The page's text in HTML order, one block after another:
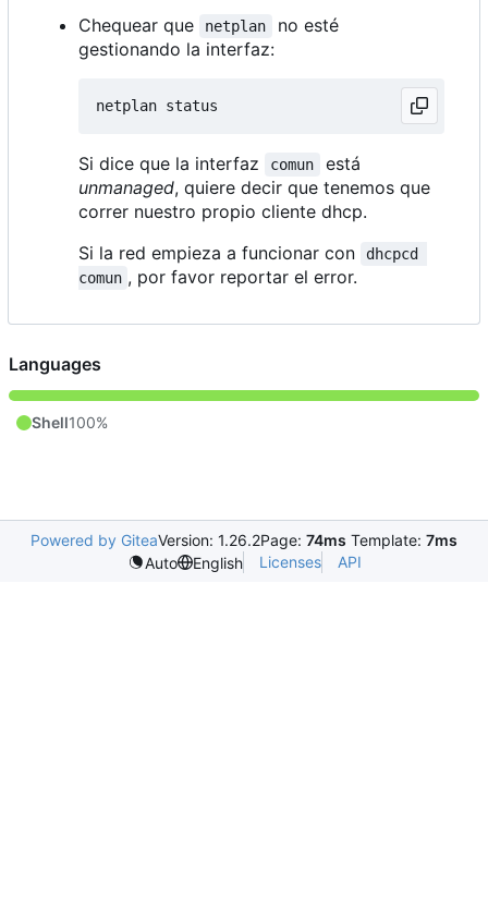
Chequear que netplan
no esté
gestionando la interfaz:
Si dice que la interfaz comun
está
unmanaged, quiere decir que tenemos que
correr nuestro propio cliente dhcp.
Si la red empieza a funcionar con
dhcpcd
comun , por favor reportar el error.
Languages
Shell100%
Powered by GiteaVersion: 1.26.2Page: 74ms Template: 7ms
Auto
English Licenses API